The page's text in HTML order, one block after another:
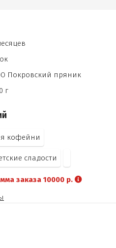
Покровский пряник
г
кофейни
сладости
заказа 10000 р.